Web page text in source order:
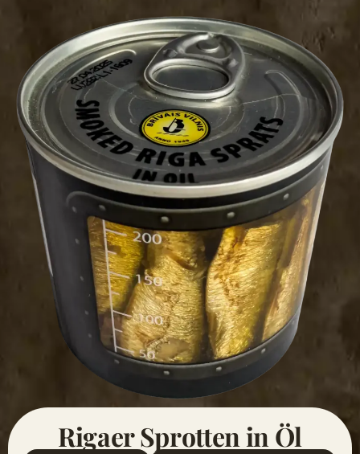
Rigaer Sprotten in Öl